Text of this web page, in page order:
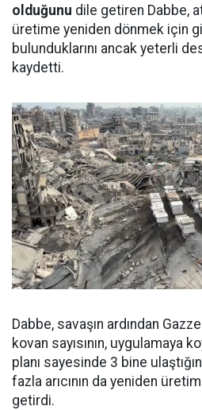
olduğunu dile getiren Dabbe,
üretime yeniden dönmek için
bulunduklarını ancak yeterli
kaydetti.
Dabbe, savaşın ardından
kovan sayısının, uygulamaya
planı sayesinde 3 bine
fazla arıcının da yeniden
getirdi.